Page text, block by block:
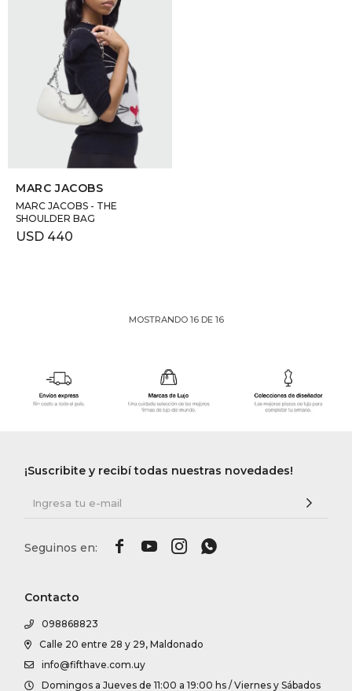
SELECCIONAR TALLE
MARC JACOBS
MARC JACOBS - THE
SHOULDER BAG
USD 440
MOSTRANDO 16DE 16
Contacto
098868823
Calle 20 entre 28 y 29, Maldonado
info@fifthave.com.uy
Domingos a Jueves de 11:00 a 19:00 hs / Viernes y Sábados
¡Suscribite y recibí todas nuestras novedades!
   